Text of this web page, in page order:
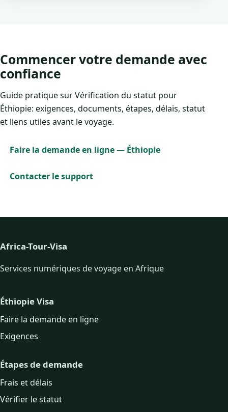
Commencer votre demande avec
confiance
Guide pratique sur Vérification du statut pour
Éthiopie: exigences, documents, étapes, délais, statut
et liens utiles avant le voyage.
Faire la demande en ligne — Éthiopie
Contacter le support
Africa-Tour-Visa
Services numériques de voyage en Afrique
Éthiopie Visa
Faire la demande en ligne
Exigences
Étapes de demande
Frais et délais
Vérifier le statut